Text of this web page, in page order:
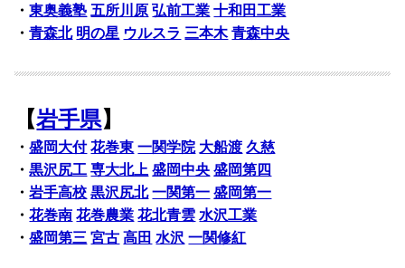
・東奥義塾 五所川原 弘前工業 十和田工業
・青森北 明の星 ウルスラ 三本木 青森中央
【岩手県】
・盛岡大付 花巻東 一関学院 大船渡 久慈
・黒沢尻工 専大北上 盛岡中央 盛岡第四
・岩手高校 黒沢尻北 一関第一 盛岡第一
・花巻南 花巻農業 花北青雲 水沢工業
・盛岡第三 宮古 高田 水沢 一関修紅